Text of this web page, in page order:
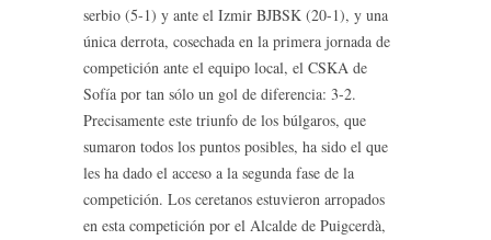
serbio (5-1) y ante el Izmir BJBSK (20-1), y una
única derrota, cosechada en la primera jornada de
competición ante el equipo local, el CSKA de
Sofía por tan sólo un gol de diferencia: 3-2.
Precisamente este triunfo de los búlgaros, que
sumaron todos los puntos posibles, ha sido el que
les ha dado el acceso a la segunda fase de la
competición. Los ceretanos estuvieron arropados
en esta competición por el Alcalde de Puigcerdà,